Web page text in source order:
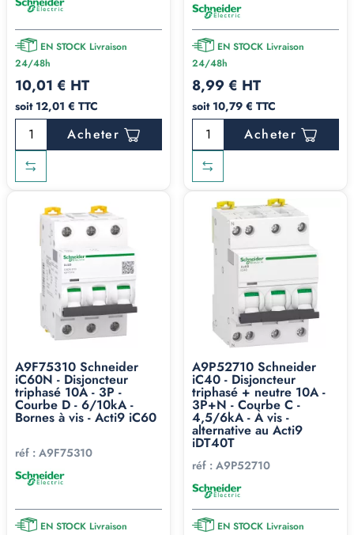
EN STOCK Livraison
24/48h
10,01 € HT
soit 12,01 € TTC
Acheter
EN STOCK Livraison
24/48h
8,99 € HT
soit 10,79 € TTC
Acheter
A9F75310 Schneider
iC60N - Disjoncteur
triphasé 10A - 3P -
Courbe D - 6/10kA -
Bornes à vis - Acti9 iC60
réf : A9F75310
EN STOCK Livraison
A9P52710 Schneider
iC40 - Disjoncteur
triphasé + neutre 10A -
3P+N - Courbe C -
4,5/6kA - À vis -
alternative au Acti9
iDT40T
réf : A9P52710
EN STOCK Livraison